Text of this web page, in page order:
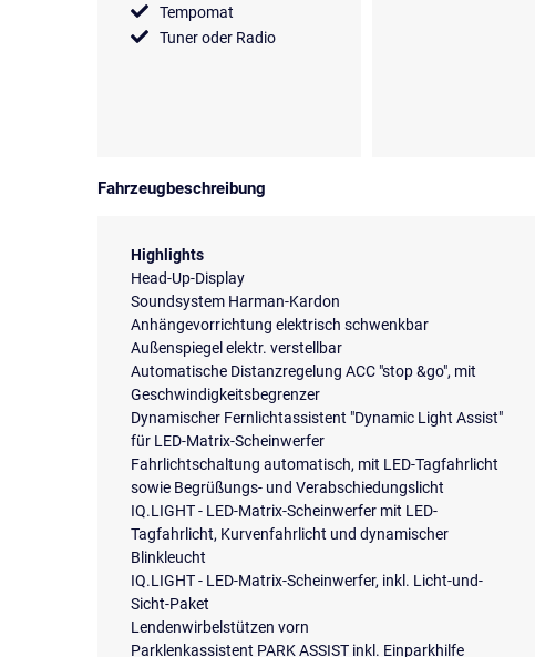
Tempomat
Tuner oder Radio
Fahrzeugbeschreibung
Highlights
Head-Up-Display
Soundsystem Harman-Kardon
Anhängevorrichtung elektrisch schwenkbar
Außenspiegel elektr. verstellbar
Automatische Distanzregelung ACC "stop &go", mit
Geschwindigkeitsbegrenzer
Dynamischer Fernlichtassistent "Dynamic Light Assist"
für LED-Matrix-Scheinwerfer
Fahrlichtschaltung automatisch, mit LED-Tagfahrlicht
sowie Begrüßungs- und Verabschiedungslicht
IQ.LIGHT - LED-Matrix-Scheinwerfer mit LED-
Tagfahrlicht, Kurvenfahrlicht und dynamischer
Blinkleucht
IQ.LIGHT - LED-Matrix-Scheinwerfer, inkl. Licht-und-
Sicht-Paket
Lendenwirbelstützen vorn
Parklenkassistent PARK ASSIST inkl. Einparkhilfe